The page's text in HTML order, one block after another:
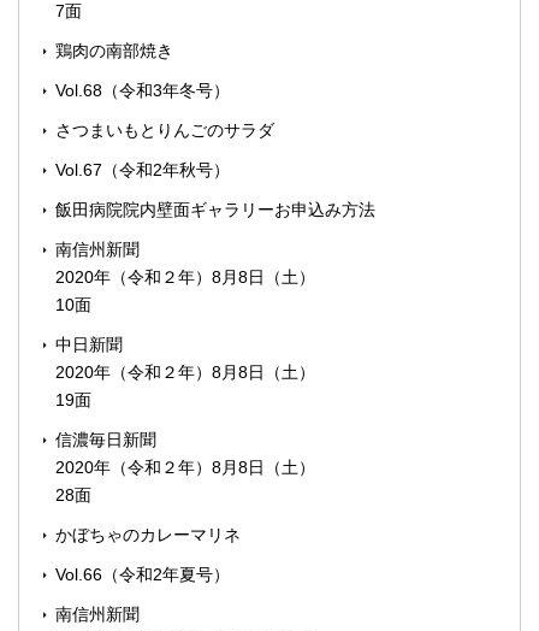
7面
鶏肉の南部焼き
Vol.68（令和3年冬号）
さつまいもとりんごのサラダ
Vol.67（令和2年秋号）
飯田病院院内壁面ギャラリーお申込み方法
南信州新聞
2020年（令和２年）8月8日（土）
10面
中日新聞
2020年（令和２年）8月8日（土）
19面
信濃毎日新聞
2020年（令和２年）8月8日（土）
28面
かぼちゃのカレーマリネ
Vol.66（令和2年夏号）
南信州新聞